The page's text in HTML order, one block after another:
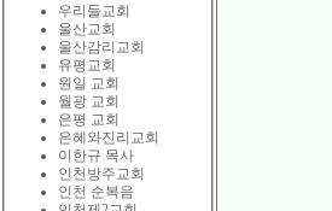
우리들교회
울산교회
울산감리교회
유평교회
원일 교회
월광 교회
은평 교회
은혜와진리교회
이한규 목사
인천방주교회
인천 순복음